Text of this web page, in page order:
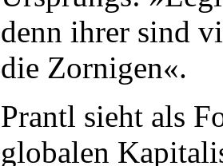
denn ihrer sind
die Zornigen«.
Prantl sieht als
globalen